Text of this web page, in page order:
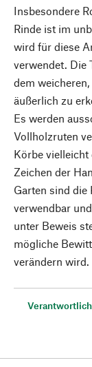
Insbesondere
Rinde ist im
wird für diese
verwendet. Die
dem
äußerlich zu
Es werden
Vollholzruten
Körbe vielleicht
Zeichen der
Garten sind die
verwendbar
unter Beweis
mögliche
verändern wird.